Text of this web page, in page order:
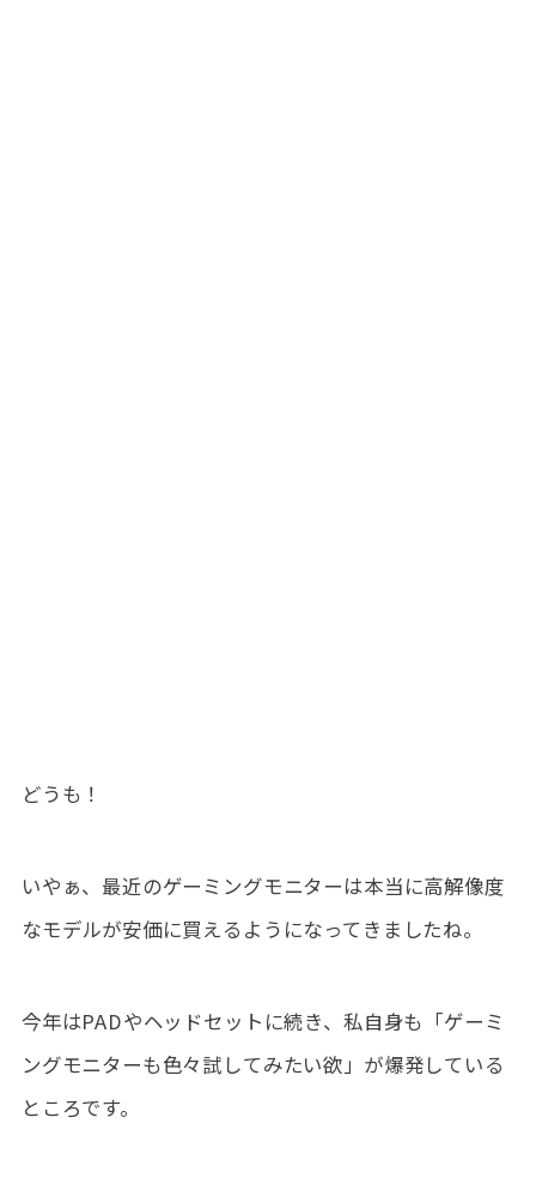
どうも！
いやぁ、最近のゲーミングモニターは本当に高解像度
なモデルが安価に買えるようになってきましたね。
今年はPADやヘッドセットに続き、私自身も「ゲーミ
ングモニターも色々試してみたい欲」が爆発している
ところです。